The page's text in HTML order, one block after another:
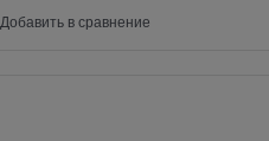
Добавить в сравнение